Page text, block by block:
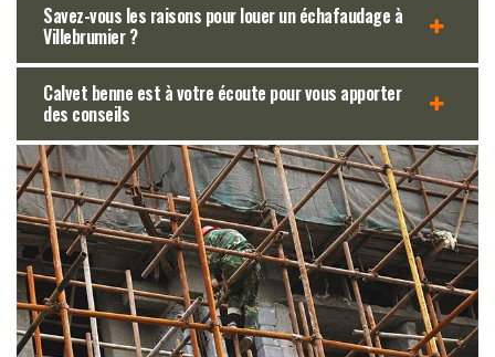
Savez-vous les raisons pour louer un échafaudage à
Villebrumier ?
Calvet benne est à votre écoute pour vous apporter
des conseils